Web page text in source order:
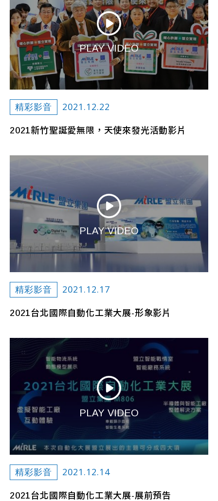
精彩影音 2021.12.22
2021新竹聖誕愛無限，天使來發光活動影片
PLAY VIDEO
精彩影音 2021.12.17
2021台北國際自動化工業大展-形象影片
PLAY VIDEO
精彩影音 2021.12.14
2021台北國際自動化工業大展-展前預告
PLAY VIDEO